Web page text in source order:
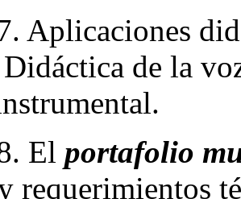
Aplicaciones
de la
El portafolio
requerimientos